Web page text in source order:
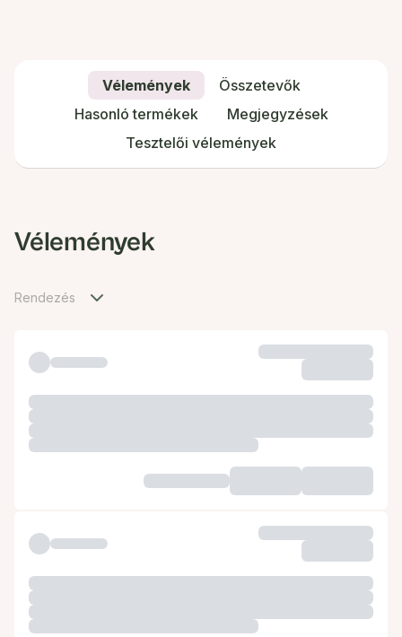
Vélemények
Összetevők
Hasonló termékek
Megjegyzések
Tesztelői vélemények
Vélemények
Rendezés